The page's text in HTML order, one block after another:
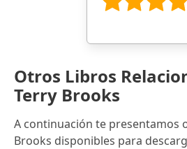
Otros Libros
Terry Brooks
A continuación te presentamos
Brooks disponibles para